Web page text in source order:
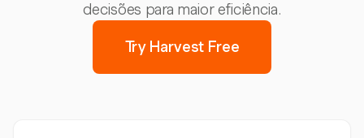
decisões para maior eficiência.
Try Harvest Free